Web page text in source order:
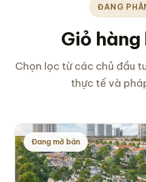
ĐANG
Giỏ
Chọn lọc từ các chủ đầu
thực tế và
Đang mở bán